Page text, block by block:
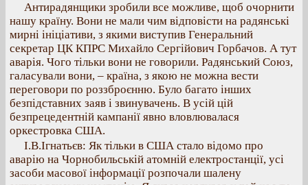
Антирадянщики зробили все можливе, щоб очорнити
нашу країну. Вони не мали чим відповісти на радянські
мирні ініціативи, з якими виступив Генеральний
секретар ЦК КПРС Михайло Сергійович Горбачов. А тут
аварія. Чого тільки вони не говорили. Радянський Союз,
галасували вони, – країна, з якою не можна вести
переговори по роззброєнню. Було багато інших
безпідставних заяв і звинувачень. В усій цій
безпрецедентній кампанії явно вловлювалася
оркестровка США.
І.В.Ігнатьєв: Як тільки в США стало відомо про
аварію на Чорнобильській атомній електростанції, усі
засоби масової інформації розпочали шалену